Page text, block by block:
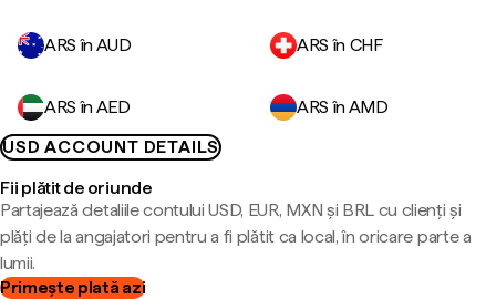
ARS în AUD ARS în CHF
ARS în AED
ARS în AMD
USD ACCOUNT DETAILS
Fii plătit de oriunde
Partajează detaliile contului USD, EUR, MXN și BRL cu clienți și
plăți de la angajatori pentru a fi plătit ca local, în oricare parte a
lumii.
Primește plată azi